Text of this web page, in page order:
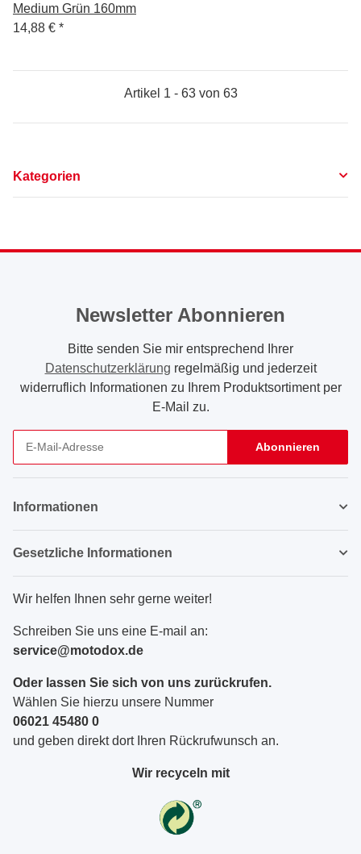
Medium Grün 160mm
14,88 € *
Artikel 1 - 63 von 63
Kategorien
Newsletter Abonnieren
Bitte senden Sie mir entsprechend Ihrer
Datenschutzerklärung regelmäßig und jederzeit
widerruflich Informationen zu Ihrem Produktsortiment per
E-Mail zu.
Abonnieren
Informationen
Gesetzliche Informationen
Wir helfen Ihnen sehr gerne weiter!
Schreiben Sie uns eine E-mail an:
service@motodox.de
Oder lassen Sie sich von uns zurückrufen.
Wählen Sie hierzu unsere Nummer
06021 45480 0
und geben direkt dort Ihren Rückrufwunsch an.
Wir recyceln mit